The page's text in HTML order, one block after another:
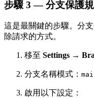
步驟 3 — 分支保護規
這是最關鍵的步驟。分
除請求的方式。
移至 Settings →
分支名稱模式：
啟用以下設定：